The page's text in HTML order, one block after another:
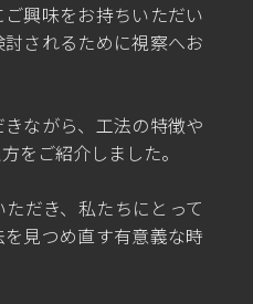
興味をお持ちいただい
されるために視察へお
ながら、工法の特徴や
をご紹介しました。
だき、私たちにとって
見つめ直す有意義な時